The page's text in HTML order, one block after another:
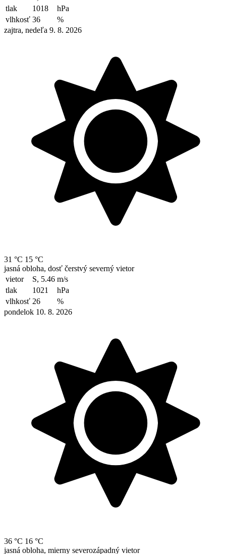
tlak
1018
hPa
vlhkosť 36
%
zajtra, nedeľa 9. 8. 2026
31 °C 15 °C
jasná obloha, dosť čerstvý severný vietor
vietor
S, 5.46 m/s
tlak
1021
hPa
vlhkosť 26
%
pondelok 10. 8. 2026
36 °C 16 °C
jasná obloha, mierny severozápadný vietor